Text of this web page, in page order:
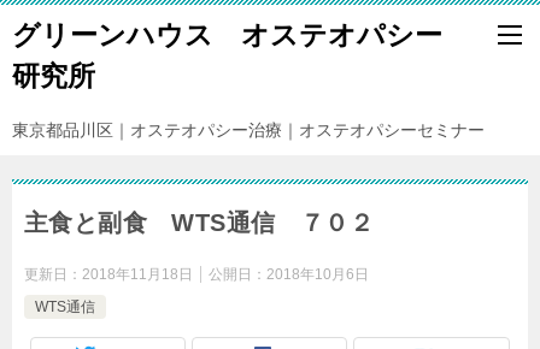
グリーンハウス オステオパシー
研究所
東京都品川区｜オステオパシー治療｜オステオパシーセミナー
主食と副食 WTS通信 ７０２
更新日： 2018年11月18日 公開日： 2018年10月6日
WTS通信